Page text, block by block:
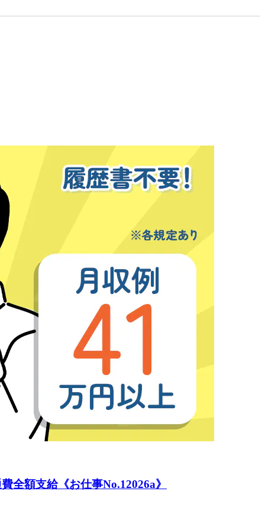
全額支給《お仕事No.12026a》